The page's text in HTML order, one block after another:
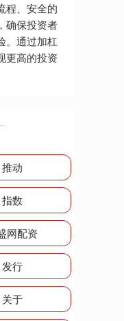
程、安全的
确保投资者
。通过加杠
更高的投资
推动
指数
网配资
发行
关于